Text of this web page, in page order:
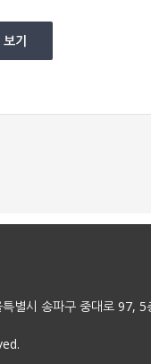
보기
특별시 송파구 중대로